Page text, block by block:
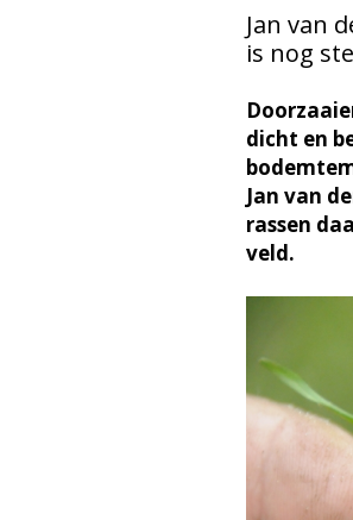
Jan van
is nog
dicht en
Jan van
rassen
veld.